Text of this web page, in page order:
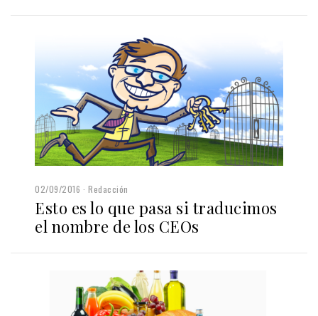
02/09/2016 Redacción
Esto es lo que pasa si traducimos
el nombre de los CEOs